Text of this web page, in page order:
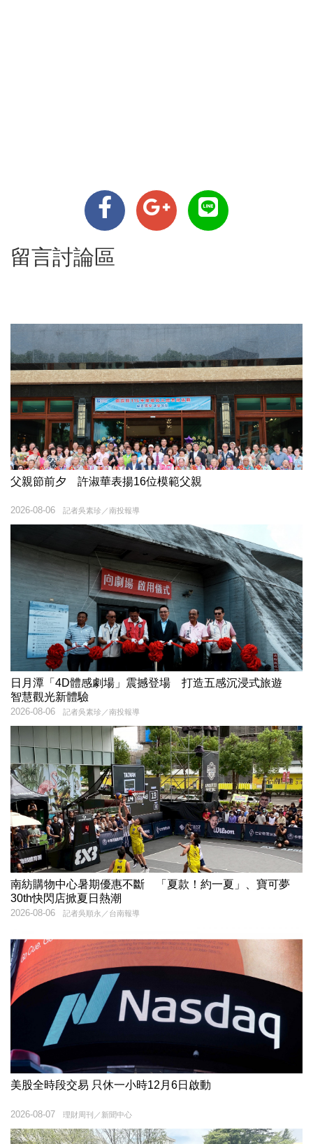
留言討論區
父親節前夕 許淑華表揚16位模範父親
記者吳素珍／南投報導
2026-08-06
日月潭「4D體感劇場」震撼登場 打造五感沉浸式旅遊
智慧觀光新體驗
記者吳素珍／南投報導
2026-08-06
南紡購物中心暑期優惠不斷 「夏款！約一夏」、寶可夢
30th快閃店掀夏日熱潮
記者吳順永／台南報導
2026-08-06
美股全時段交易 只休一小時12月6日啟動
理財周刊／新聞中心
2026-08-07